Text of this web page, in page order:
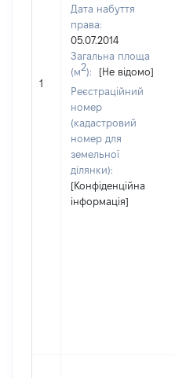
1
Дата набуття
права:
05.07.2014
Загальна площа
(м2):
[Не відомо]
Реєстраційний
номер
(кадастровий
номер для
земельної
ділянки):
[Конфіденційна
інформація]